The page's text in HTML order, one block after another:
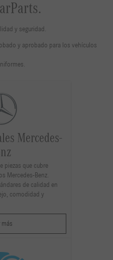
y seguridad.
y aprobado para los vehículos
Mercedes-
piezas que cubre
Mercedes-Benz.
de calidad en
comodidad y
más